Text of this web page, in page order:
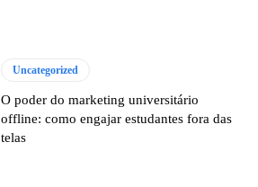
Uncategorized
O poder do marketing universitário
offline: como engajar estudantes fora das
telas